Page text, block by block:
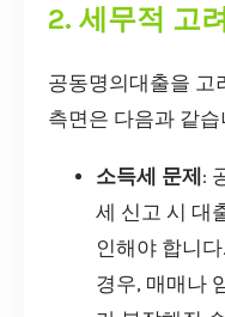
2. 세무적 고
공동명의대출을 고
측면은 다음과 같습
소득세 문제 :
세 신고 시 대
인해야 합니
경우, 매매나